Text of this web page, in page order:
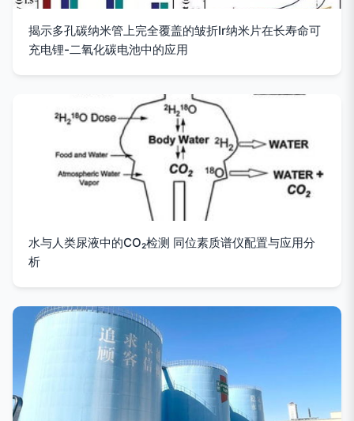
揭示多孔碳纳米管上完全覆盖的皱折Ir纳米片在长寿命可
充电锂-二氧化碳电池中的应用
水与人类尿液中的CO₂检测 同位素质谱仪配置与应用分
析